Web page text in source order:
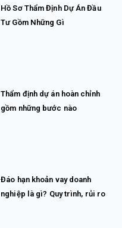
Hồ Sơ Thẩm Định Dự Án Đầu
Tư Gồm Những Gì
Thẩm định dự án hoàn chỉnh
gồm những bước nào
Đáo hạn khoản vay doanh
nghiệp là gì? Quy trình, rủi ro